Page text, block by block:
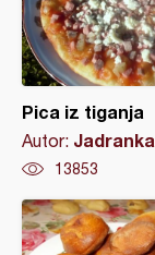
Pica iz tiganja
Autor: Jadranka
13853